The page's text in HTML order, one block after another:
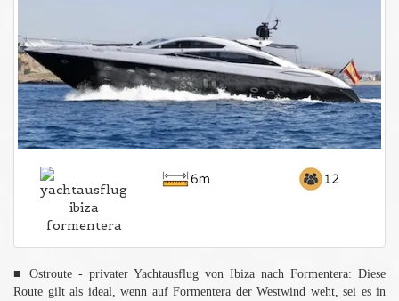
■ Ostroute - privater Yachtausflug von Ibiza nach Formentera: Diese
Route gilt als ideal, wenn auf Formentera der Westwind weht, sei es in